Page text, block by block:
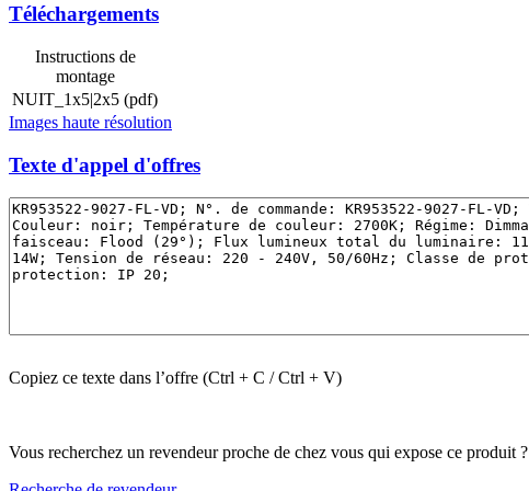
Téléchargements
Instructions de
montage
NUIT_1x5|2x5 (pdf)
Images haute résolution
Texte d'appel d'offres
Copiez ce texte dans l’offre (Ctrl + C / Ctrl + V)
Vous recherchez un revendeur proche de chez vous qui expose ce produit ?